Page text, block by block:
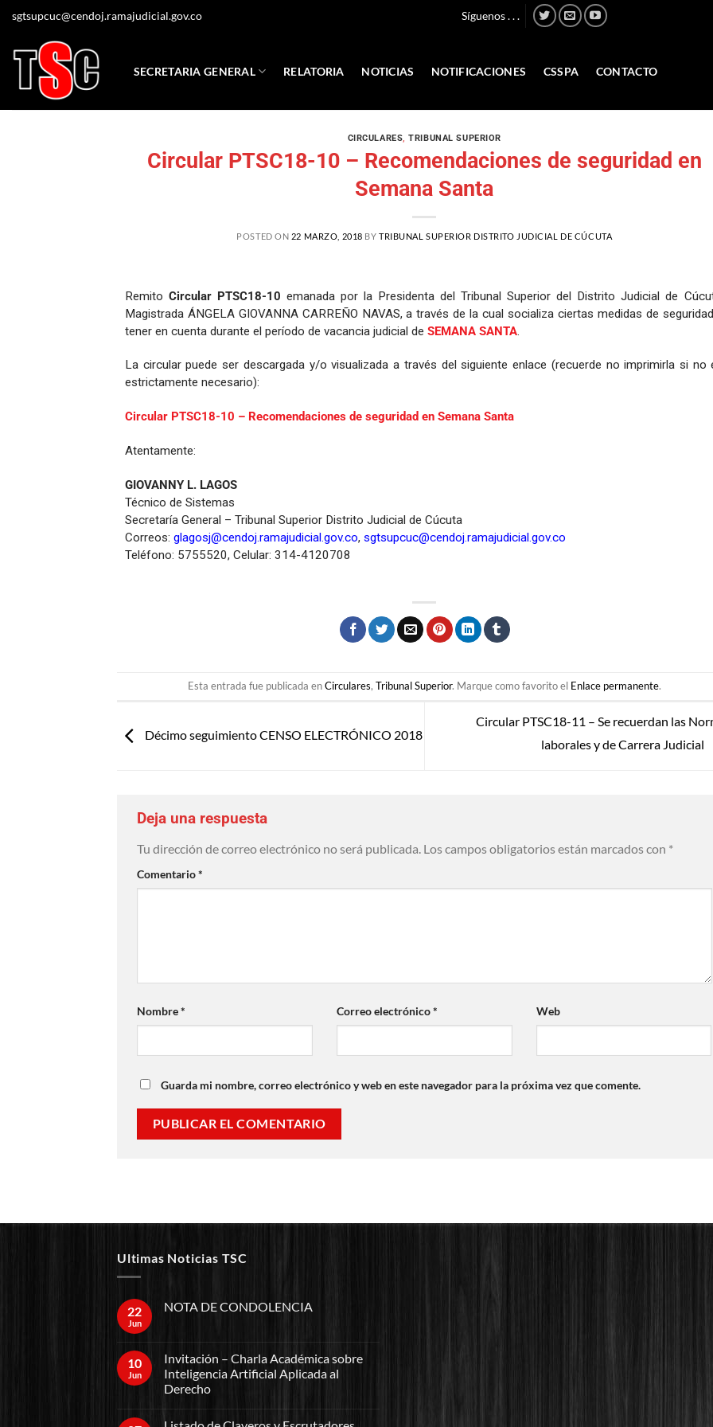
sgtsupcuc@cendoj.ramajudicial.gov.co Síguenos . . .
SECRETARIA GENERAL RELATORIA NOTICIAS NOTIFICACIONES CSSPA CONTACTO
CIRCULARES,TRIBUNAL SUPERIOR
Circular PTSC18-10 – Recomendaciones de seguridad en
Semana Santa
POSTED ON 22 MARZO, 2018 BY TRIBUNAL SUPERIOR DISTRITO JUDICIAL DE CÚCUTA
RemitoCircular PTSC18-10 emanada por la Presidenta del Tribunal Superior del Distrito Judicial de
Magistrada ÁNGELA GIOVANNA CARREÑO NAVAS, a través de la cual socializa ciertas medidas de
tener en cuenta durante el período de vacancia judicial de SEMANA SANTA
La circular puede ser descargada y/o visualizada a través del siguiente enlace (recuerde no imprimirla si no
estrictamente necesario):
Circular PTSC18-10 – Recomendaciones de seguridad en Semana Santa
Atentamente:
GIOVANNY L. LAGOS
Técnico de Sistemas
Secretaría General – Tribunal Superior Distrito Judicial de Cúcuta
Correos: glagosj@cendoj.ramajudicial.gov.co, sgtsupcuc@cendoj.ramajudicial.gov.co
Teléfono: 5755520, Celular: 314-4120708
Esta entrada fue publicada enCirculares, Tribunal Superior. Marque como favorito el Enlace permanente.
Décimo seguimiento CENSO ELECTRÓNICO 2018
Circular PTSC18-11 – Se recuerdan las
laborales y de Carrera Judicial
Deja una respuesta
Tu dirección de correo electrónico no será publicada. Los campos obligatorios están marcados con *
Comentario*
Nombre* Correo electrónico* Web
Guarda mi nombre, correo electrónico y web en este navegador para la próxima vez que comente.
Ultimas Noticias TSC
22
Jun
NOTA DE CONDOLENCIA
10
Jun
Invitación – Charla Académica sobre
Inteligencia Artificial Aplicada al
Derecho